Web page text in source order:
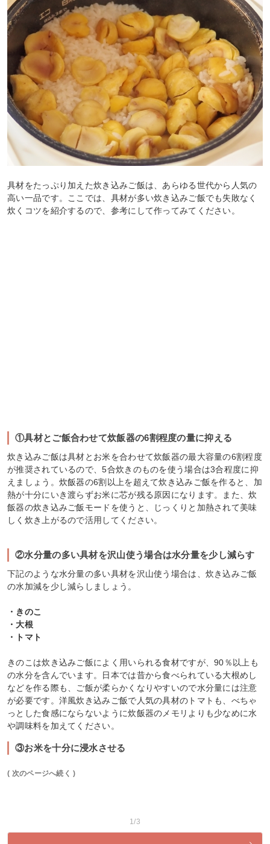
具材をたっぷり加えた炊き込みご飯は、あらゆる世代から人気の
高い一品です。ここでは、具材が多い炊き込みご飯でも失敗なく
炊くコツを紹介するので、参考にして作ってみてください。
①具材とご飯合わせて炊飯器の6割程度の量に抑える
炊き込みご飯は具材とお米を合わせて炊飯器の最大容量の6割程度
が推奨されているので、5合炊きのものを使う場合は3合程度に抑
えましょう。炊飯器の6割以上を超えて炊き込みご飯を作ると、加
熱が十分にいき渡らずお米に芯が残る原因になります。また、炊
飯器の炊き込みご飯モードを使うと、じっくりと加熱されて美味
しく炊き上がるので活用してください。
②水分量の多い具材を沢山使う場合は水分量を少し減らす
下記のような水分量の多い具材を沢山使う場合は、炊き込みご飯
の水加減を少し減らしましょう。
・きのこ
・大根
・トマト
きのこは炊き込みご飯によく用いられる食材ですが、90％以上も
の水分を含んでいます。日本では昔から食べられている大根めし
などを作る際も、ご飯が柔らかくなりやすいので水分量には注意
が必要です。洋風炊き込みご飯で人気の具材のトマトも、べちゃ
っとした食感にならないように炊飯器のメモリよりも少なめに水
や調味料を加えてください。
③お米を十分に浸水させる
( 次のページへ続く )
1/3